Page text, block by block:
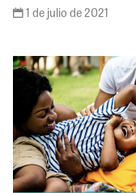
1 de julio de 2021